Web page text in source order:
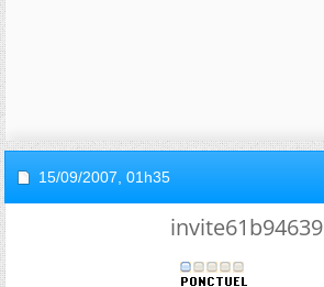
15/09/2007, 01h35
invite61b94639